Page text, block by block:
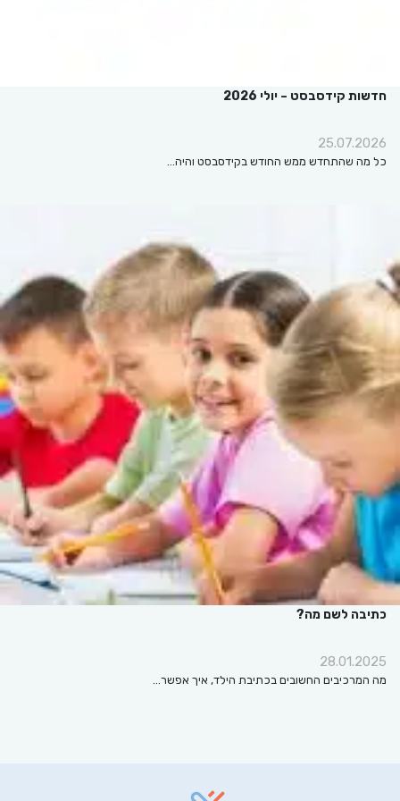
חדשות קידסבסט – יולי 2026
25.07.2026
כל מה שהתחדש ממש החודש בקידסבסט והיה…
כתיבה לשם מה?
28.01.2025
מה המרכיבים החשובים בכתיבת הילד, איך אפשר…